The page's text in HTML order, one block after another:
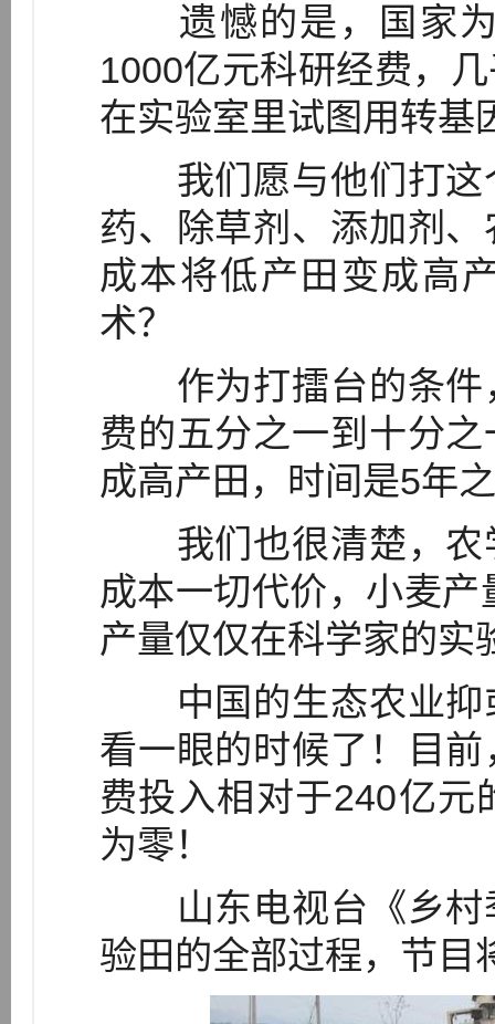
遗憾的是，国家为
1000亿元科研经费，
在实验室里试图用转基
我们愿与他们打这
药、除草剂、添加剂
成本将低产田变成高
术？
作为打擂台的条件
费的五分之一到十分
成高产田，时间是5年
我们也很清楚，农
成本一切代价，小麦
产量仅仅在科学家的实
中国的生态农业抑
看一眼的时候了！目
费投入相对于240亿元
为零！
山东电视台《乡村
验田的全部过程，节目